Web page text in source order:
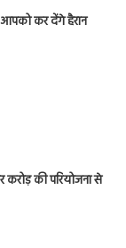
कर देंगे हैरान
करोड़ की परियोजना से